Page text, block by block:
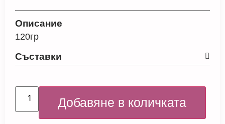
Описание
120гр
Съставки
Добавяне в количката